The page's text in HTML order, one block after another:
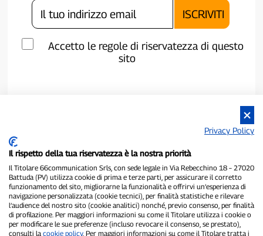
Accetto le regole di riservatezza di questo
sito
P300.it è una Testata Giornalistica indipendente
Registrazione numero 1/2021 del 1/2/2021 - Tribunale di Pavia
Proprietario ed editore:66communication Srls- P.IVA
Privacy Policy
Il rispetto della tua riservatezza è la nostra priorità
Il Titolare 66communication Srls, con sede legale in Via Rebecchino 18 – 27020
Battuda (PV) utilizza cookie di prima e terze parti, per assicurare il corretto
funzionamento del sito, migliorarne la funzionalità e offrirvi un’esperienza di
navigazione personalizzata (cookie tecnici), per finalità statistiche e rilevare
l’audience del nostro sito (cookie analitici) nonché, previo consenso, per finalità
di profilazione. Per maggiori informazioni su come il Titolare utilizza i cookie o
per modificare le sue preferenze (incluso revocare il consenso, se prestato),
consulti la cookie policy. Per maggiori informazioni su come il Titolare tratta i